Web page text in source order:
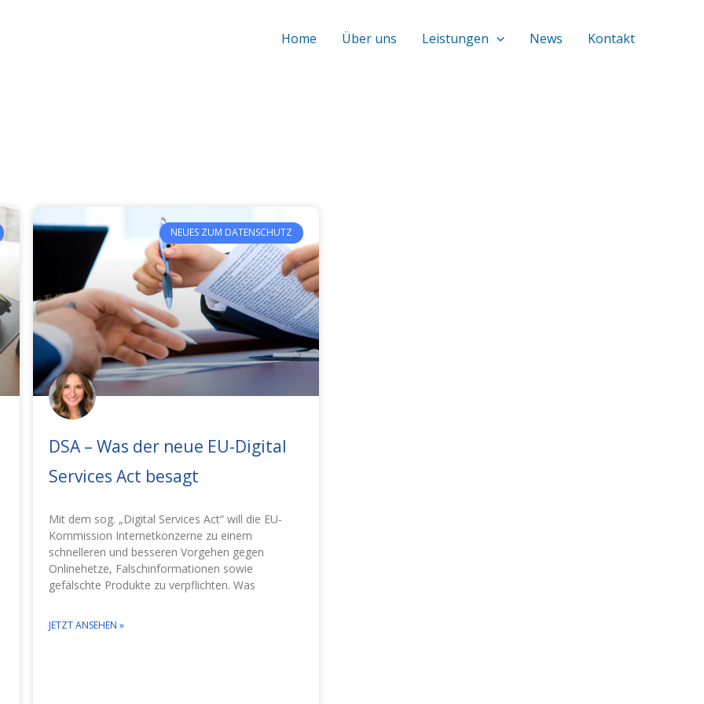
Home Über uns Leistungen News Kontakt
NEUES ZUM DATENSCHUTZ
DSA – Was der neue EU-Digital
Services Act besagt
Mit dem sog. „Digital Services Act“ will die EU-
Kommission Internetkonzerne zu einem
schnelleren und besseren Vorgehen gegen
Onlinehetze, Falschinformationen sowie
gefälschte Produkte zu verpflichten. Was
JETZT ANSEHEN »